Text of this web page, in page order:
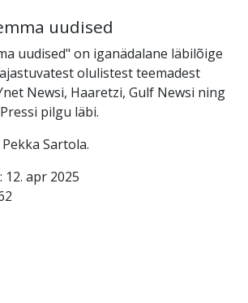
uudised
uudised" on iganädalane läbilõige
olulistest teemadest
Newsi, Haaretzi, Gulf Newsi ning
pilgu läbi.
Sartola.
12. apr 2025